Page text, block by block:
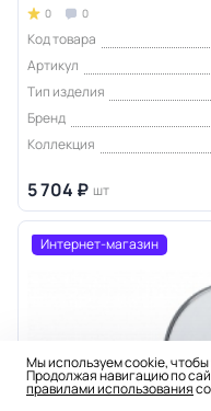
0 0
Код товара
Артикул
Тип изделия
Бренд
Коллекция
5 704 ₽ шт
Интернет-магазин
Мы используем cookie, чтобы
Продолжая навигацию по
правилами использования